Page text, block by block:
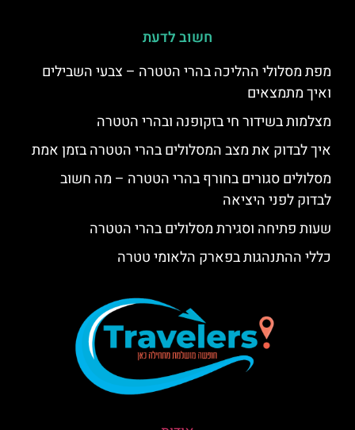
חשוב לדעת
מפת מסלולי ההליכה בהרי הטטרה – צבעי השבילים
ואיך מתמצאים
מצלמות בשידור חי בזקופנה ובהרי הטטרה
איך לבדוק את מצב המסלולים בהרי הטטרה בזמן אמת
מסלולים סגורים בחורף בהרי הטטרה – מה חשוב
לבדוק לפני היציאה
שעות פתיחה וסגירת מסלולים בהרי הטטרה
כללי ההתנהגות בפארק הלאומי טטרה